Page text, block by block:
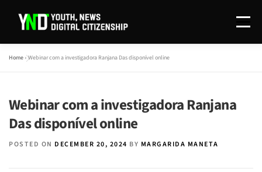
O PROJETO
DISSEMINAÇÃO CONTACTOS EN
Home »Webinar com a investigadora Ranjana Das disponível online
Webinar com a investigadora Ranjana
Das disponível online
POSTED ON DECEMBER 20, 2024 BY MARGARIDA MANETA